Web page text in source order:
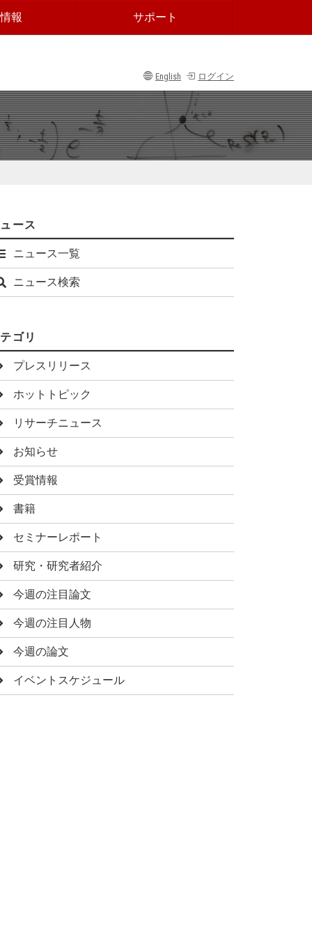
報 サポート
English ログイン
ース
ニュース一覧
ニュース検索
ゴリ
プレスリリース
ホットトピック
リサーチニュース
お知らせ
受賞情報
書籍
セミナーレポート
研究・研究者紹介
今週の注目論文
今週の注目人物
今週の論文
イベントスケジュール